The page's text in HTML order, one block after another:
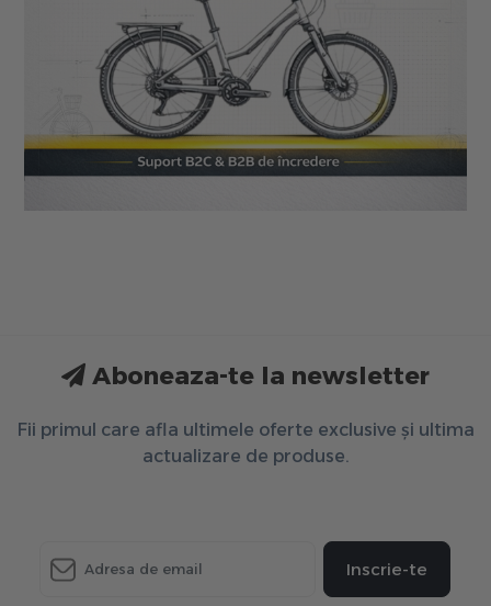
Aboneaza-te la newsletter
Fii primul care afla ultimele oferte exclusive și ultima
actualizare de produse.
Inscrie-te